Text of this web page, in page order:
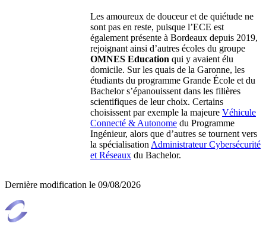
Les amoureux de douceur et de quiétude ne
sont pas en reste, puisque l’ECE est
également présente à Bordeaux depuis 2019,
rejoignant ainsi d’autres écoles du groupe
OMNES Education qui y avaient élu
domicile. Sur les quais de la Garonne, les
étudiants du programme Grande École et du
Bachelor s’épanouissent dans les filières
scientifiques de leur choix. Certains
choisissent par exemple la majeure Véhicule
Connecté & Autonomedu Programme
Ingénieur, alors que d’autres se tournent vers
la spécialisation Administrateur Cybersécurité
et Réseauxdu Bachelor.
Dernière modification le 09/08/2026